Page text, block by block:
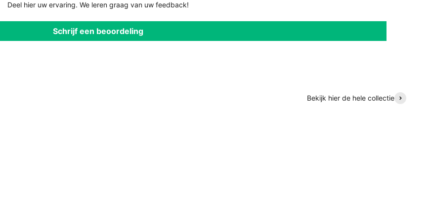
Deel hier uw ervaring. We leren graag van uw feedback!
Schrijf een beoordeling
Bekijk hier de hele collectie